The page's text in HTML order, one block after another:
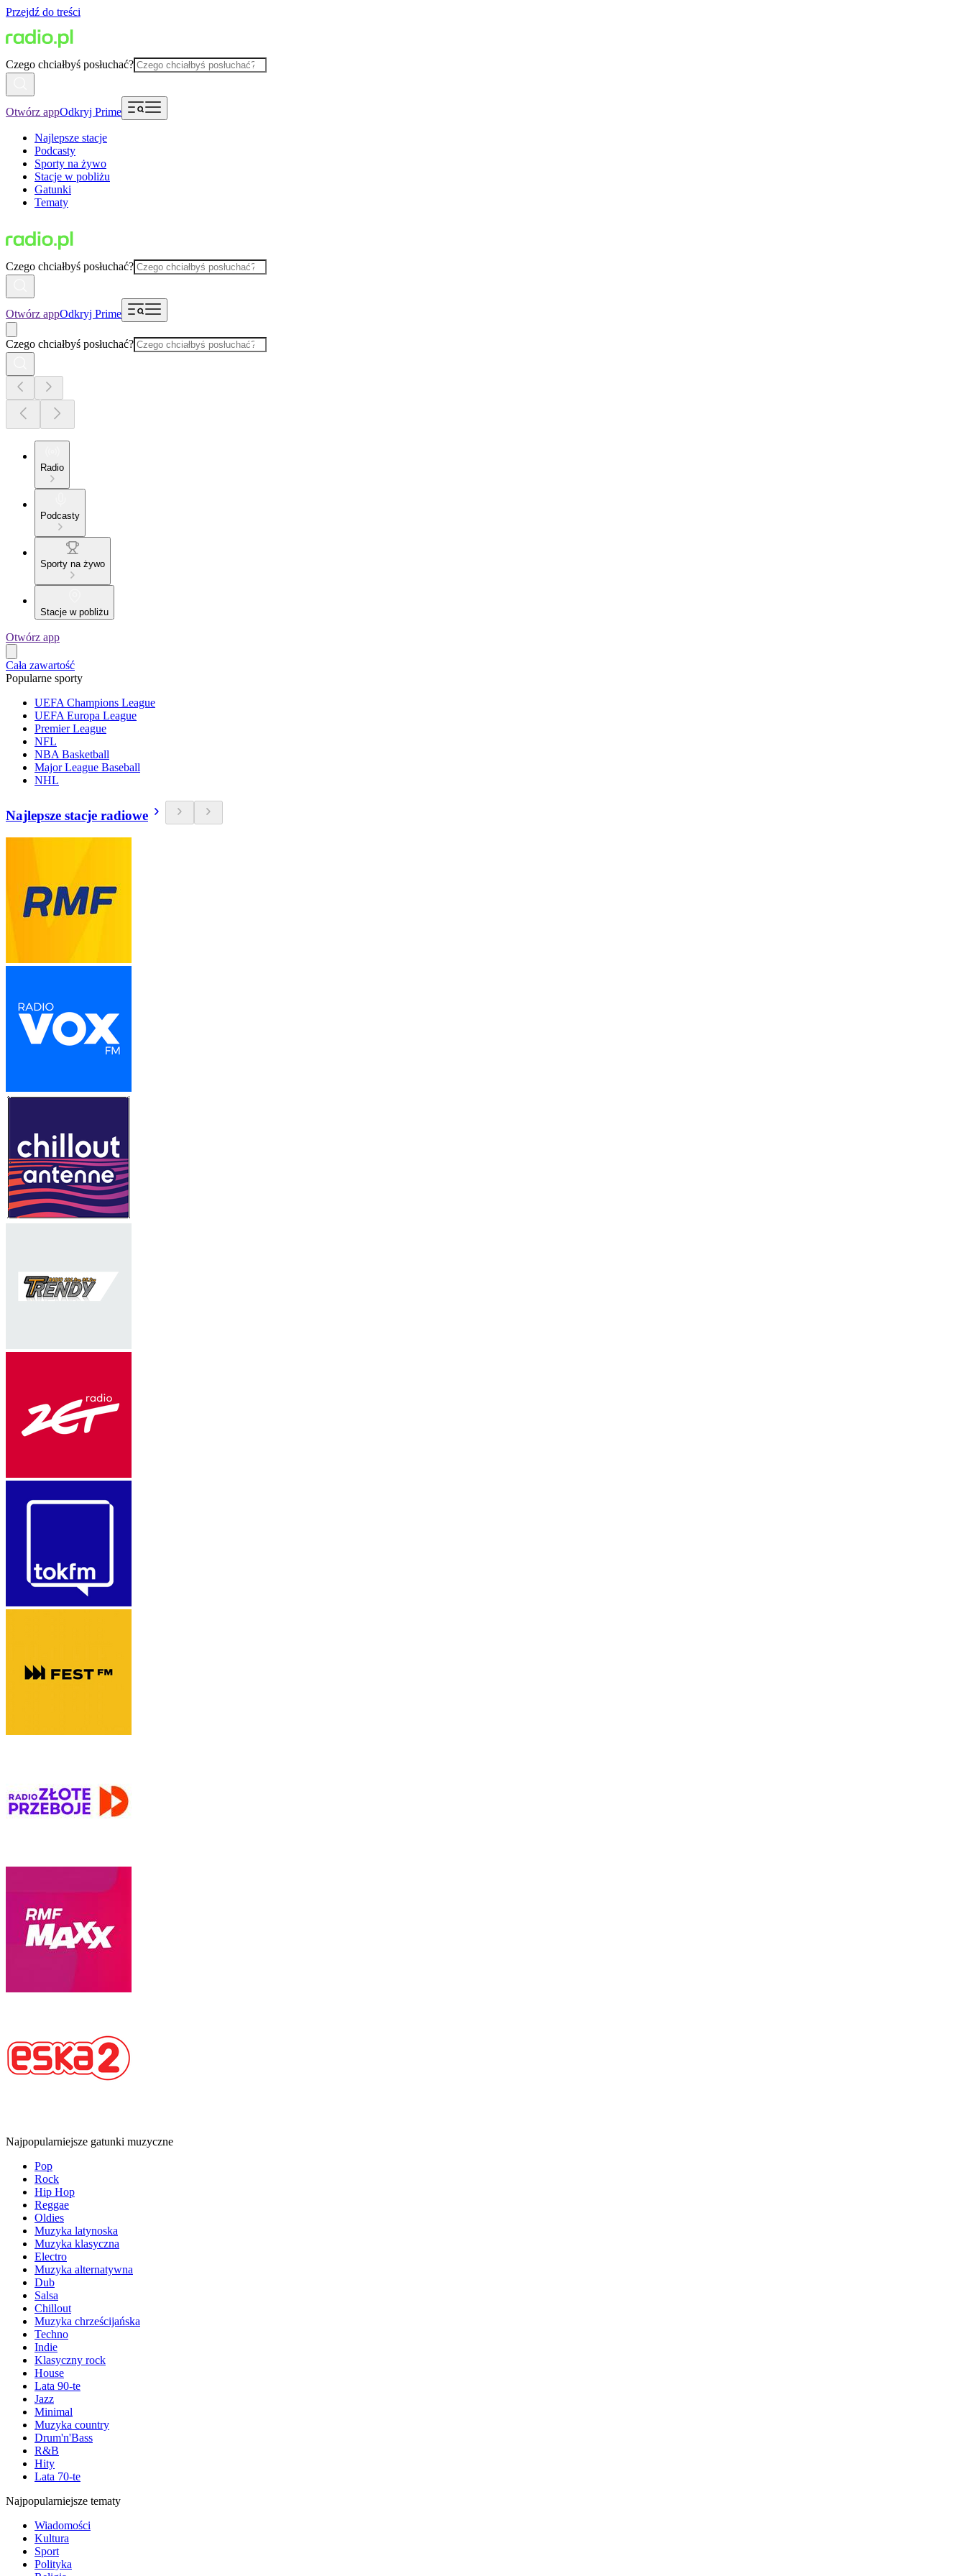
Przejdź do treści
Czego chciałbyś posłuchać?
Otwórz appOdkryj Prime
Najlepsze stacje
Podcasty
Sporty na żywo
Stacje w pobliżu
Gatunki
Tematy
Czego chciałbyś posłuchać?
Otwórz appOdkryj Prime
Czego chciałbyś posłuchać?
Radio
Podcasty
Sporty na żywo
Stacje w pobliżu
Otwórz app
Cała zawartość
Popularne sporty
UEFA Champions League
UEFA Europa League
Premier League
NFL
NBA Basketball
Major League Baseball
NHL
Najlepsze stacje radiowe
Najpopularniejsze gatunki muzyczne
Pop
Rock
Hip Hop
Reggae
Oldies
Muzyka latynoska
Muzyka klasyczna
Electro
Muzyka alternatywna
Dub
Salsa
Chillout
Muzyka chrześcijańska
Techno
Indie
Klasyczny rock
House
Lata 90-te
Jazz
Minimal
Muzyka country
Drum'n'Bass
R&B
Hity
Lata 70-te
Najpopularniejsze tematy
Wiadomości
Kultura
Sport
Polityka